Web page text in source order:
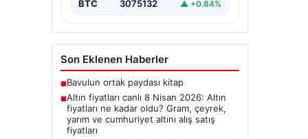
BTC 3075132 ▲ +0.84%
Son Eklenen Haberler
■Bavulun ortak paydası kitap
■Altın fiyatları canlı 8 Nisan 2026: Altın
fiyatları ne kadar oldu? Gram, çeyrek,
yarım ve cumhuriyet altını alış satış
fiyatları